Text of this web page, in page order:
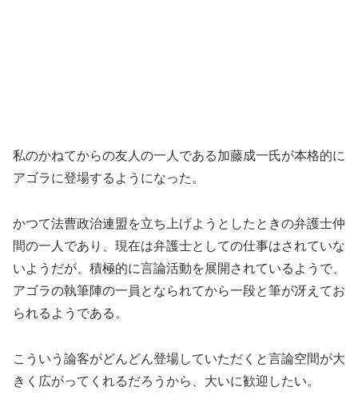
私のかねてからの友人の一人である加藤成一氏が本格的に
アゴラに登場するようになった。
かつて法曹政治連盟を立ち上げようとしたときの弁護士仲
間の一人であり、現在は弁護士としての仕事はされていな
いようだが、積極的に言論活動を展開されているようで、
アゴラの執筆陣の一員となられてから一段と筆が冴えてお
られるようである。
こういう論客がどんどん登場していただくと言論空間が大
きく広がってくれるだろうから、大いに歓迎したい。